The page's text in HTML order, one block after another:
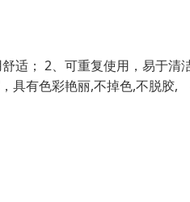
适； 2、可重复使用，易于清
具有色彩艳丽,不掉色,不脱胶,